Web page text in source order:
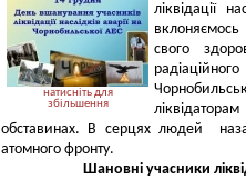
натисніть для
збільшення
ліквідації
свого
обставинах. В серцях людей
атомного фронту.
Шановні учасники